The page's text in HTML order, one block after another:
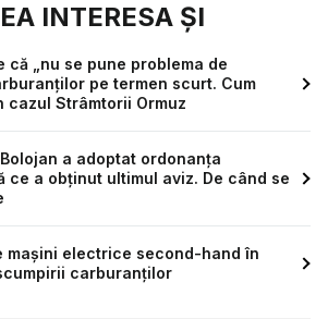
INTERESA ȘI
că „nu se pune problema de
pe termen scurt. Cum
cazul Strâmtorii Ormuz
Bolojan a adoptat ordonanța
ce a obținut ultimul aviz. De când se
mașini electrice second-hand în
carburanților